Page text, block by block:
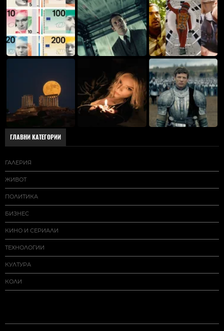
ГЛАВНИ КАТЕГОРИИ
ГАЛЕРИЯ
ЖИВОТ
ПОЛИТИКА
БИЗНЕС
КИНО И СЕРИАЛИ
ТЕХНОЛОГИИ
КУЛТУРА
КОЛИ